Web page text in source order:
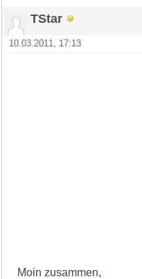
TStar
10.03.2011, 17:13
Moin zusammen,